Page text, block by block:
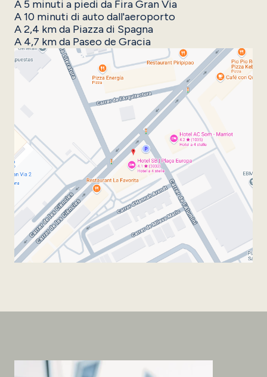
A 5 minuti a piedi da Fira Gran Via
A 10 minuti di auto dall'aeroporto
A 2,4 km da Piazza di Spagna
A 4,7 km da Paseo de Gracia